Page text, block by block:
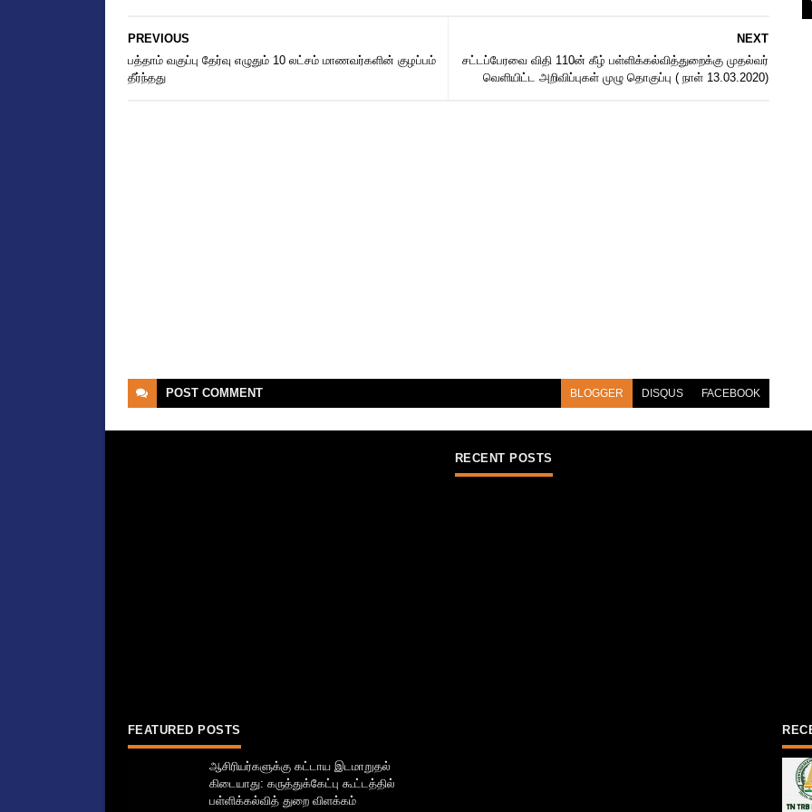
NEXT
சட்டப்பேரவை விதி 110ன் கீழ் பள்ளிக்கல்வித்துறைக்கு முதல்வர்
வெளியிட்ட அறிவிப்புகள் முழு தொகுப்பு ( நாள் 13.03.2020)
PREVIOUS
பத்தாம் வகுப்பு தேர்வு எழுதும் 10 லட்சம் மாணவர்களின் குழப்பம்
தீர்ந்தது
POST COMMENT BLOGGER DISQUS FACEBOOK
FEATURED POSTS
ஆசிரியர்களுக்கு கட்டாய இடமாறுதல்
கிடையாது: கருத்துக்கேட்பு கூட்டத்தில்
பள்ளிக்கல்வித் துறை விளக்கம்
RECENT POSTS